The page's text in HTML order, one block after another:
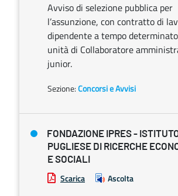
Avviso di selezione pubblica per
l’assunzione, con contratto di
dipendente a tempo
unità di Collaboratore
junior.
Sezione:Concorsi e Avvisi
FONDAZIONE IPRES -
PUGLIESE DI RICERCHE
E SOCIALI
Scarica Ascolta